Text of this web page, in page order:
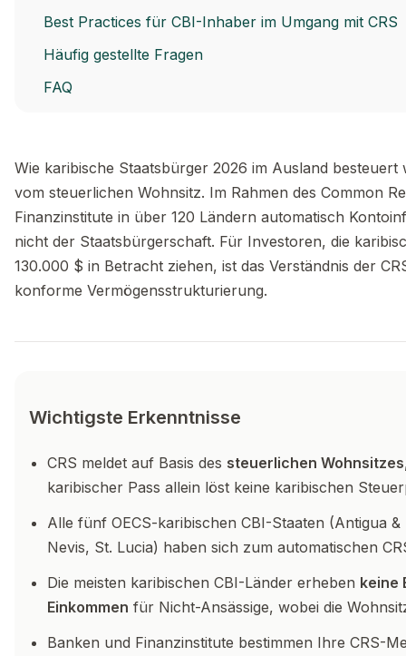
Best Practices für CBI-Inhaber im Umgang mit CRS
Häufig gestellte Fragen
FAQ
Wie karibische Staatsbürger 2026 im Ausland
vom steuerlichen Wohnsitz. Im Rahmen des Common
Finanzinstitute in über 120 Ländern automatisch
nicht der Staatsbürgerschaft. Für Investoren, die
130.000 $ in Betracht ziehen, ist das Verständnis der
konforme Vermögensstrukturierung.
Wichtigste Erkenntnisse
CRS meldet auf Basis des steuerlichen Wohnsitzes
karibischer Pass allein löst keine karibischen
Alle fünf OECS-karibischen CBI-Staaten (Antigua
Nevis, St. Lucia) haben sich zum automatischen
Die meisten karibischen CBI-Länder erheben keine
Einkommen für Nicht-Ansässige, wobei die
Banken und Finanzinstitute bestimmen Ihre CRS-